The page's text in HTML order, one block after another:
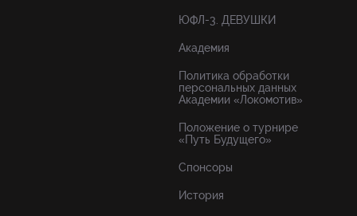
ЮФЛ-3. ДЕВУШКИ
Академия
Политика обработки
персональных данных
Академии «Локомотив»
Положение о турнире
«Путь Будущего»
Спонсоры
История